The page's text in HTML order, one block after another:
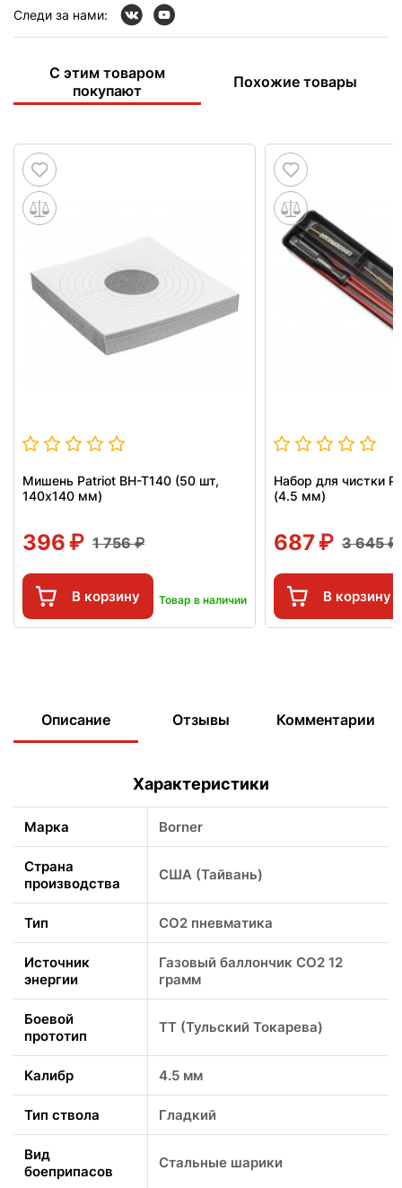
Следи за нами:
С этим товаром
покупают
Похожие товары
Мишень Patriot BH-T140 (50 шт,
140x140 мм)
396 1 756
В корзину Товар в наличии
Набор для чистки
(4.5 мм)
687 3 645
В корзину
Описание Отзывы Комментарии
Характеристики
Марка Borner
Страна
производства
США (Тайвань)
Тип CO2 пневматика
Источник
энергии
Газовый баллончик CO2 12
грамм
Боевой
прототип
ТТ (Тульский Токарева)
Калибр 4.5 мм
Тип ствола Гладкий
Вид
боеприпасов
Стальные шарики